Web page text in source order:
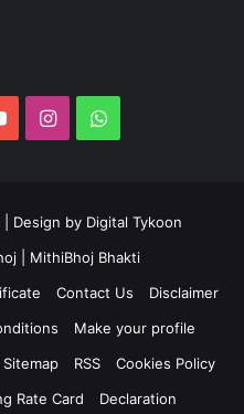
YouTubeInstagramWhatsApp
| Design by Digital Tykoon
MithiBhoj Bhakti
Contact Us
Disclaimer
Make your profile
Sitemap RSS
Cookies Policy
Rate Card Declaration